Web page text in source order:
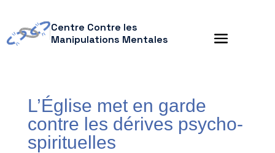
Centre Contre les
Manipulations Mentales
L’Église met en garde
contre les dérives psycho-
spirituelles